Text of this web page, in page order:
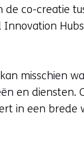
co-creatie
misschien
en
in een